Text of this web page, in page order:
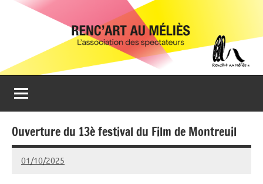
Renc'Art
Méliès
Association
spectateurs
du
cinéma
Le
Montreuil
Ouverture du 13è festival du Film de Montreuil
01/10/2025
Michel